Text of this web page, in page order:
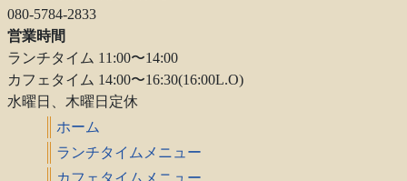
080-5784-2833
営業時間
ランチタイム 11:00〜14:00
カフェタイム 14:00〜16:30(16:00L.O)
水曜日、木曜日定休
ホーム
ランチタイムメニュー